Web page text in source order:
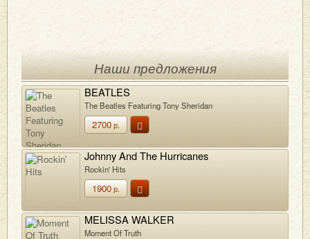
Наши предложения
BEATLES
The Beatles Featuring Tony Sheridan
2700р.
Johnny And The Hurricanes
Rockin' Hits
1900р.
MELISSA WALKER
Moment Of Truth